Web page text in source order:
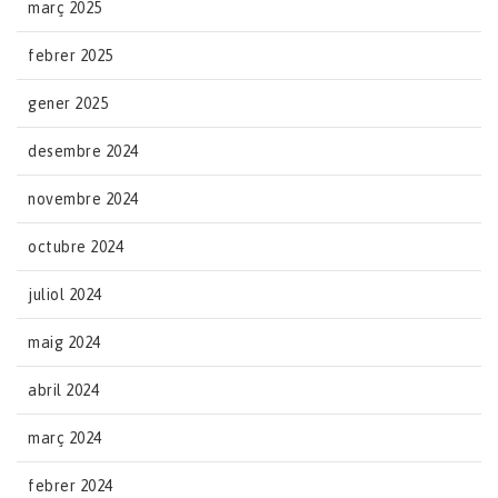
març 2025
febrer 2025
gener 2025
desembre 2024
novembre 2024
octubre 2024
juliol 2024
maig 2024
abril 2024
març 2024
febrer 2024